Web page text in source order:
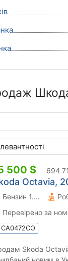
500 $ 694
Octavia,
Бензин 1.4 л.
Перевірено за
CA0472CO
Skoda